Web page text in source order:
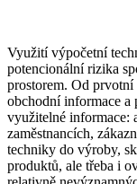
Využití výpočetní
potencionální rizika
prostorem. Od
obchodní informace a
využitelné informace:
zaměstnancích,
techniky do výroby,
produktů, ale třeba i